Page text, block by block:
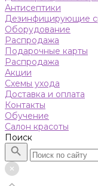
Антисептики
Дезинфицирующие
Оборудование
Распродажа
Подарочные карты
Распродажа
Акции
Схемы ухода
Доставка и оплата
Контакты
Обучение
Салон красоты
Поиск